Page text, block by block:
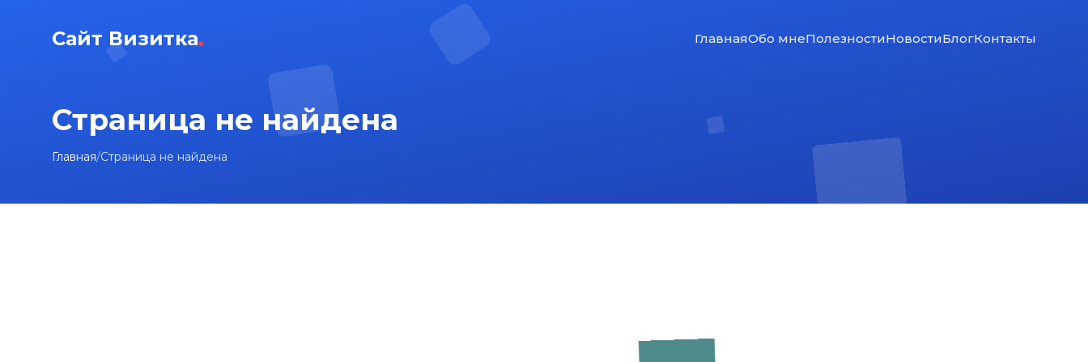
Сайт Визитка ГлавнаяОбо мнеПолезностиНовостиБлогКонтакты
Страница не найдена
Главная/Страница не найдена